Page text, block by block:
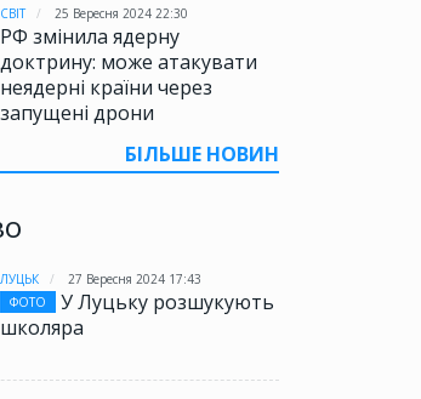
СВІТ 25 Вересня 2024 22:30
РФ змінила ядерну
доктрину: може атакувати
неядерні країни через
запущені дрони
БІЛЬШЕ НОВИН
ЛУЦЬК
27 Вересня 2024 17:43
ФОТО
У Луцьку розшукують
школяра